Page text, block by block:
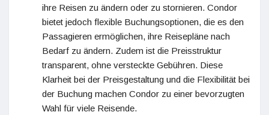
ihre Reisen zu ändern oder zu stornieren. Condor
bietet jedoch flexible Buchungsoptionen, die es den
Passagieren ermöglichen, ihre Reisepläne nach
Bedarf zu ändern. Zudem ist die Preisstruktur
transparent, ohne versteckte Gebühren. Diese
Klarheit bei der Preisgestaltung und die Flexibilität bei
der Buchung machen Condor zu einer bevorzugten
Wahl für viele Reisende.